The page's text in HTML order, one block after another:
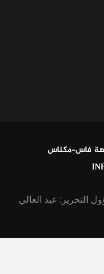
فاس-مكناس
التحرير: عبد العالي